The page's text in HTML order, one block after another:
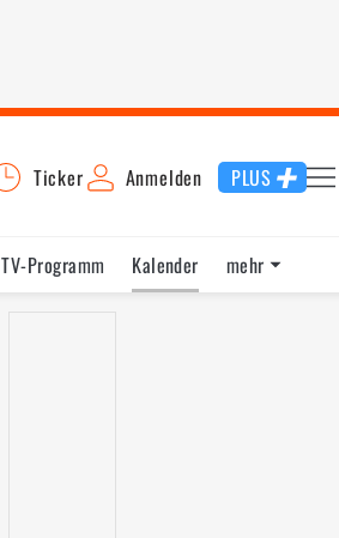
Ticker Anmelden PLUS
TV-Programm
Kalender
mehr